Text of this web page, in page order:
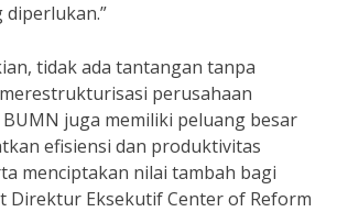
tidak ada tantangan tanpa
perusahaan
juga memiliki peluang besar
efisiensi dan produktivitas
menciptakan nilai tambah bagi
Direktur Eksekutif Center of Reform